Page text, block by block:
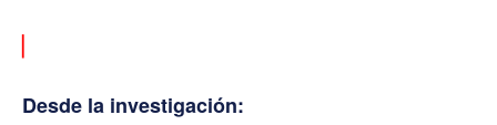
▏
Desde la investigación: